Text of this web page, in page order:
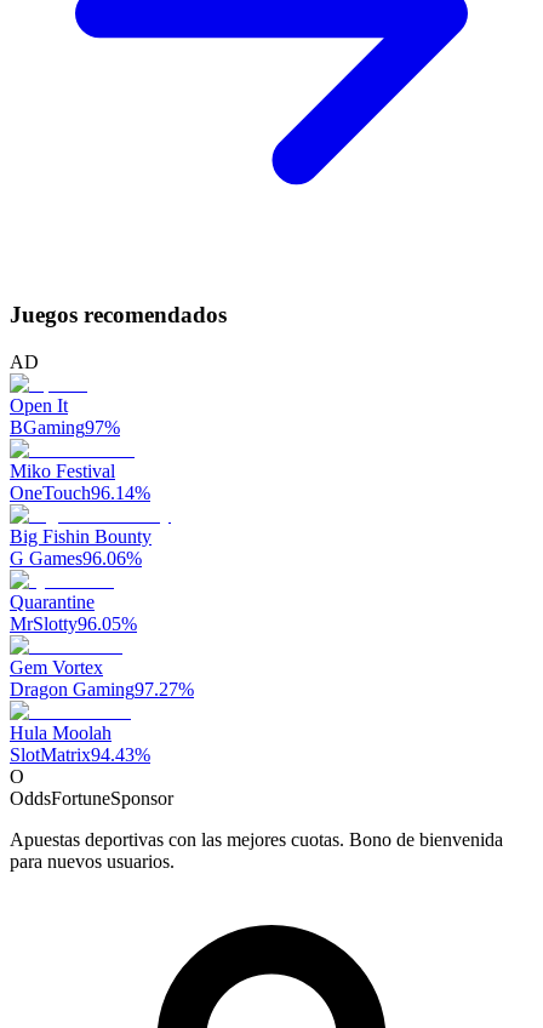
Juegos recomendados
AD
Open It
BGaming97%
Miko Festival
OneTouch96.14%
Big Fishin Bounty
G Games96.06%
Quarantine
MrSlotty96.05%
Gem Vortex
Dragon Gaming97.27%
Hula Moolah
SlotMatrix94.43%
O
OddsFortuneSponsor
Apuestas deportivas con las mejores cuotas. Bono de bienvenida
para nuevos usuarios.